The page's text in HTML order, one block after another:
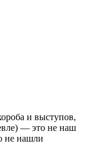
и выступов,
— это не наш
не нашли